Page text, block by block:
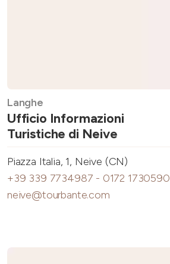
Langhe
Ufficio Informazioni
Turistiche di Neive
Piazza Italia, 1, Neive (CN)
+39 339 7734987 - 0172 1730590
neive@tourbante.com